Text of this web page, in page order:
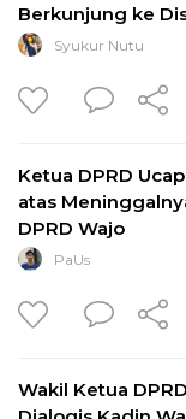
Berkunjung ke
Syukur Nutu
Ketua DPRD
atas
DPRD Wajo
PaUs
Wakil Ketua